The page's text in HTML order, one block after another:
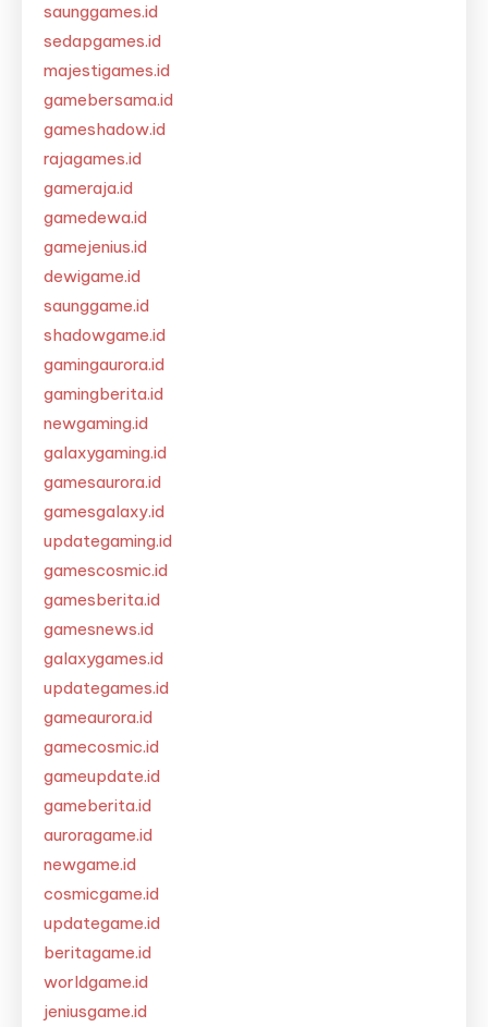
saunggames.id
sedapgames.id
majestigames.id
gamebersama.id
gameshadow.id
rajagames.id
gameraja.id
gamedewa.id
gamejenius.id
dewigame.id
saunggame.id
shadowgame.id
gamingaurora.id
gamingberita.id
newgaming.id
galaxygaming.id
gamesaurora.id
gamesgalaxy.id
updategaming.id
gamescosmic.id
gamesberita.id
gamesnews.id
galaxygames.id
updategames.id
gameaurora.id
gamecosmic.id
gameupdate.id
gameberita.id
auroragame.id
newgame.id
cosmicgame.id
updategame.id
beritagame.id
worldgame.id
jeniusgame.id